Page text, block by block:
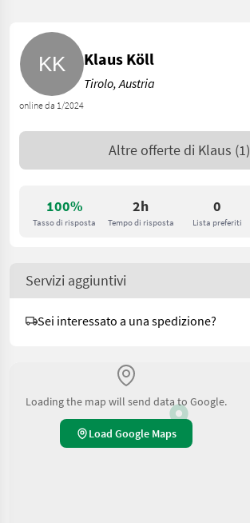
100%
Tasso di risposta
2h
Tempo di risposta
0
Lista preferiti
online da 1/2024
Klaus Köll
Tirolo, Austria
Altre offerte di Klaus (1)
Servizi aggiuntivi
Sei interessato a una spedizione?
Loading the map will send data to Google.
Load Google Maps